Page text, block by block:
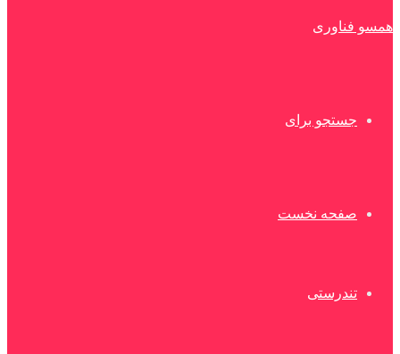
همسو فناوری
جستجو برای
صفحه نخست
تندرستی